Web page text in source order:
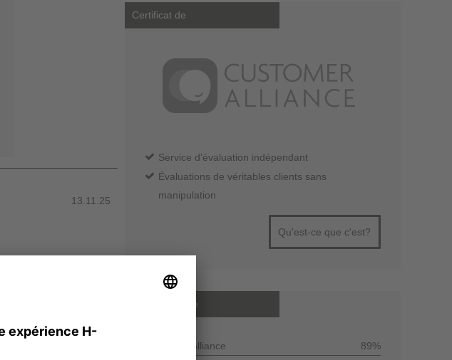
13.11.25
Certificat de
Service d'évaluation indépendant
Évaluations de véritables clients sans
manipulation
Qu'est-ce que c'est?
Note moyenne
Customer Alliance 89%